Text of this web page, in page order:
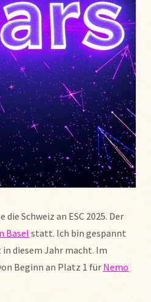
Schweiz an ESC 2025. Der
Basel statt. Ich bin gespannt
diesem Jahr macht. Im
Beginn an Platz 1 für Nemo